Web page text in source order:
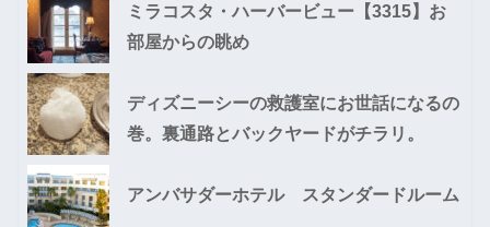
ミラコスタ・ハーバービュー【3315】お
部屋からの眺め
ディズニーシーの救護室にお世話になるの
巻。裏通路とバックヤードがチラリ。
アンバサダーホテル スタンダードルーム